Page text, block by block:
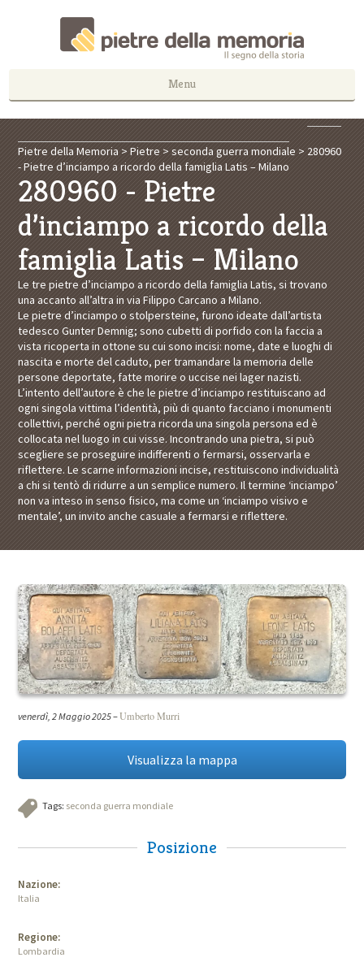
Menu
Pietre della Memoria >Pietre >seconda guerra mondiale > 280960
- Pietre d’inciampo a ricordo della famiglia Latis – Milano
280960 - Pietre
d’inciampo a ricordo della
famiglia Latis – Milano
Le tre pietre d’inciampo a ricordo della famiglia Latis, si trovano
una accanto all’altra in via Filippo Carcano a Milano.
Le pietre d’inciampo ostolpersteine, furono ideate dall’artista
tedesco Gunter Demnig; sono cubetti di porfido con la faccia a
vista ricoperta in ottone su cui sono incisi: nome, date e luoghi di
nascita e morte del caduto, per tramandare la memoria delle
persone deportate, fatte morire o uccise nei lager nazisti.
L’intento dell’autore è che le pietre d’inciampo restituiscano ad
ogni singola vittima l’identità, più di quanto facciano i monumenti
collettivi, perché ogni pietra ricorda una singola persona ed è
collocata nel luogo in cui visse. Incontrando una pietra, si può
scegliere se proseguire indifferenti o fermarsi, osservarla e
riflettere. Le scarne informazioni incise, restituiscono individualità
a chi si tentò di ridurre a un semplice numero. Il termine ‘inciampo’
non va inteso in senso fisico, ma come un ‘inciampo visivo e
mentale’, un invito anche casuale a fermarsi e riflettere.
venerdì, 2 Maggio 2025–Umberto Murri
Visualizza la mappa
Tags: seconda guerra mondiale
Posizione
Nazione:
Italia
Regione:
Lombardia